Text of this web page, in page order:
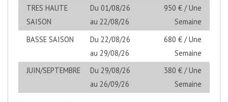
TRES HAUTE
SAISON
Du 01/08/26
au 22/08/26
950 € / Une
Semaine
BASSE SAISON
Du 22/08/26
au 29/08/26
680 € / Une
Semaine
JUIN/SEPTEMBRE
Du 29/08/26
au 26/09/26
380 € / Une
Semaine